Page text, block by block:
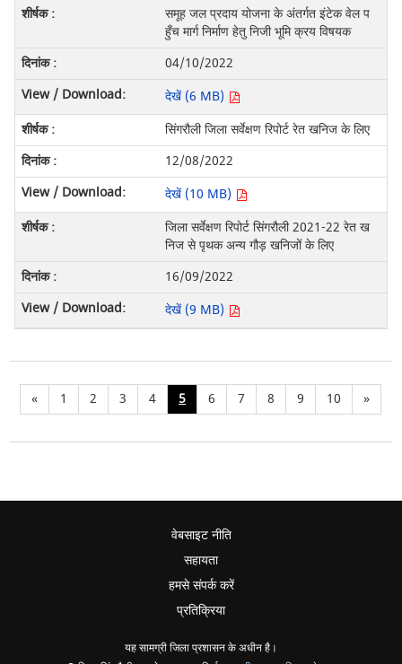
समूह जल प्रदाय योजना के अंतर्गत इंटेक वेल प
हुँच मार्ग निर्माण हेतु निजी भूमि क्रय विषयक
04/10/2022
देखें (6 MB)
सिंगरौली जिला सर्वेक्षण रिपोर्ट रेत खनिज के लिए
12/08/2022
देखें (10 MB)
जिला सर्वेक्षण रिपोर्ट सिंगरौली 2021-22 रेत ख
निज से पृथक अन्य गौड़ खनिजों के लिए
16/09/2022
देखें (9 MB)
« 1 2 3 4 5 6 7 8 9 10 »
वेबसाइट नीति
सहायता
हमसे संपर्क करें
प्रतिक्रिया
यह सामग्री जिला प्रशासन के अधीन है।